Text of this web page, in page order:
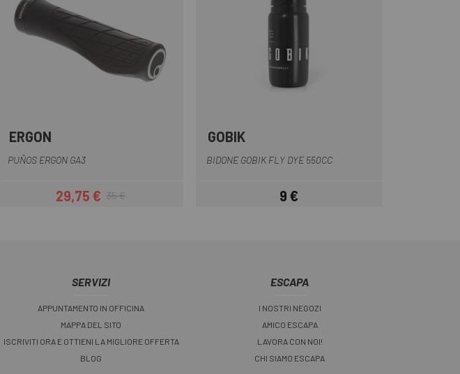
ERGON
PUÑOS ERGON GA3
Prezzo
29,75 €Prezzo base
35 €
GOBIK
BIDONE GOBIK FLY DYE 550CC
Prezzo
9 €
SERVIZI
APPUNTAMENTO IN OFFICINA
MAPPA DEL SITO
ISCRIVITI ORA E OTTIENI LA MIGLIORE OFFERTA
BLOG
ESCAPA
I NOSTRI NEGOZI
AMICO ESCAPA
LAVORA CON NOI!
CHI SIAMO ESCAPA